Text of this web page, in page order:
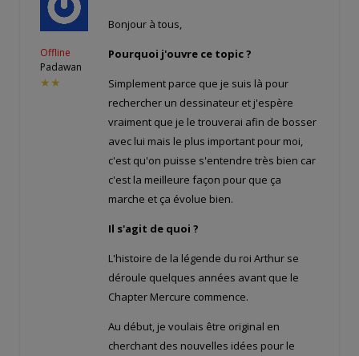
Offline
Padawan
★★
Bonjour à tous,
Pourquoi j'ouvre ce topic ?
Simplement parce que je suis là pour
rechercher un dessinateur et j'espère
vraiment que je le trouverai afin de bosser
avec lui mais le plus important pour moi,
c'est qu'on puisse s'entendre très bien car
c'est la meilleure façon pour que ça
marche et ça évolue bien.
Il s'agit de quoi ?
L'histoire de la légende du roi Arthur se
déroule quelques années avant que le
Chapter Mercure commence.
Au début, je voulais être original en
cherchant des nouvelles idées pour le